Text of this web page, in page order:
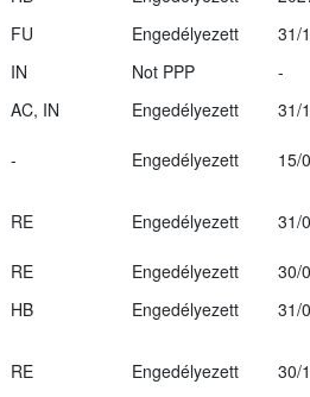
FU Engedélyezett
31/
IN Not PPP
-
AC, IN Engedélyezett
31/
- Engedélyezett
15/
RE Engedélyezett 31/
RE Engedélyezett
30/
HB Engedélyezett
31/
RE Engedélyezett 30/